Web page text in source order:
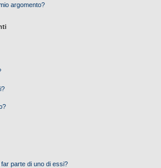
argomento?
parte di uno di essi?